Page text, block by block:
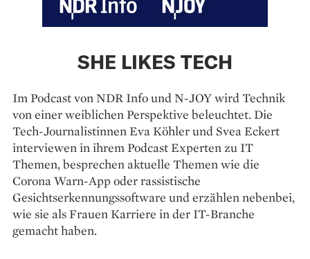
SHE LIKES TECH
Im Podcast von NDR Info und N-JOY wird Technik
von einer weiblichen Perspektive beleuchtet. Die
Tech-Journalistinnen Eva Köhler und Svea Eckert
interviewen in ihrem Podcast Experten zu IT
Themen, besprechen aktuelle Themen wie die
Corona Warn-App oder rassistische
Gesichtserkennungssoftware und erzählen nebenbei,
wie sie als Frauen Karriere in der IT-Branche
gemacht haben.